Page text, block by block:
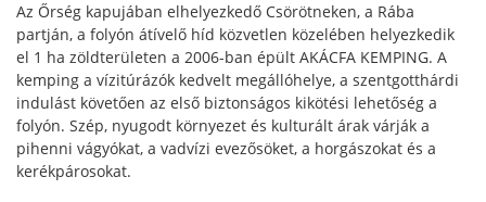
Az Őrség kapujában elhelyezkedő Csörötneken, a Rába
partján, a folyón átívelő híd közvetlen közelében helyezkedik
el 1 ha zöldterületen a 2006-ban épült AKÁCFA KEMPING. A
kemping a vízitúrázók kedvelt megállóhelye, a szentgotthárdi
indulást követően az első biztonságos kikötési lehetőség a
folyón. Szép, nyugodt környezet és kulturált árak várják a
pihenni vágyókat, a vadvízi evezősöket, a horgászokat és a
kerékpárosokat.